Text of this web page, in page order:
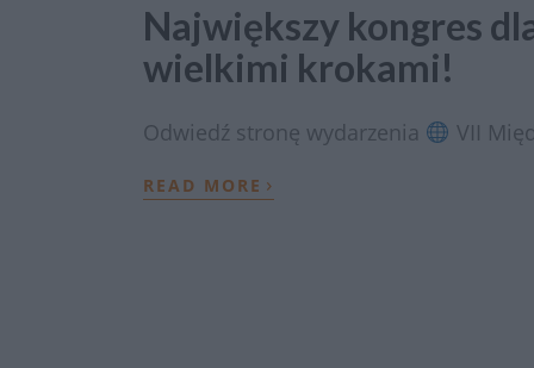
Największy kongres
wielkimi krokami!
Odwiedź stronę wydarzenia VII
READ MORE ›